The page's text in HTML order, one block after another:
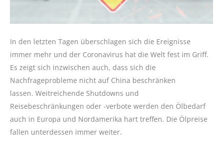
In den letzten Tagen überschlagen sich die Ereignisse
immer mehr und der Coronavirus hat die Welt fest im Griff.
Es zeigt sich inzwischen auch, dass sich die
Nachfrageprobleme nicht auf China beschränken
lassen. Weitreichende Shutdowns und
Reisebeschränkungen oder -verbote werden den Ölbedarf
auch in Europa und Nordamerika hart treffen. Die Ölpreise
fallen unterdessen immer weiter.